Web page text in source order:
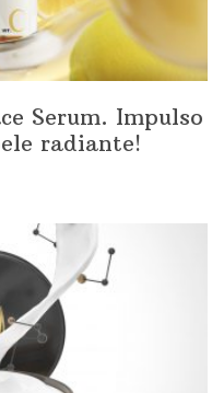
Serum. Impulso
radiante!